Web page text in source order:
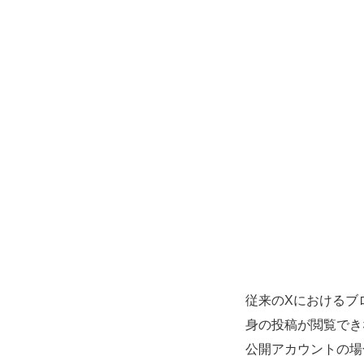
従来のXにおけるブ
身の投稿が閲覧で
公開アカウントの